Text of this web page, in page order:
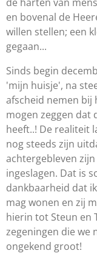
en bovenal de
willen stellen; een
gegaan...
Sinds begin
'mijn huisje', na
afscheid nemen bij
mogen zeggen dat
heeft..! De realiteit
nog steeds zijn
achtergebleven
ingeslagen. Dat is
dankbaarheid dat
mag wonen en zij
hierin tot Steun en
zegeningen die we
ongekend groot!